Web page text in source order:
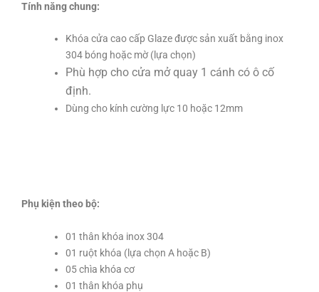
Tính năng chung:
Khóa cửa cao cấp Glaze được sản xuất bằng inox
304 bóng hoặc mờ (lựa chọn)
Phù hợp cho cửa mở quay 1 cánh có ô cố
định.
Dùng cho kính cường lực 10 hoặc 12mm
Phụ kiện theo bộ:
01 thân khóa inox 304
01 ruột khóa (lựa chọn A hoặc B)
05 chìa khóa cơ
01 thân khóa phụ